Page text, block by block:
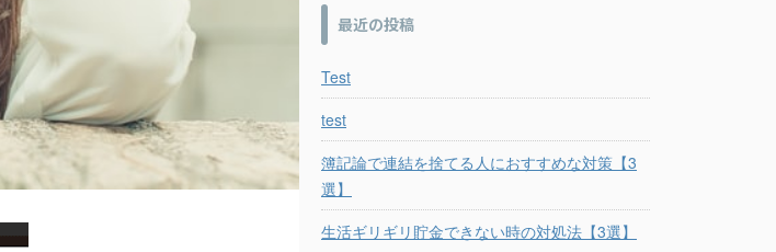
最近の投稿
Test
test
簿記論で連結を捨てる人におすすめな対策【3
選】
生活ギリギリ貯金できない時の対処法【3選】